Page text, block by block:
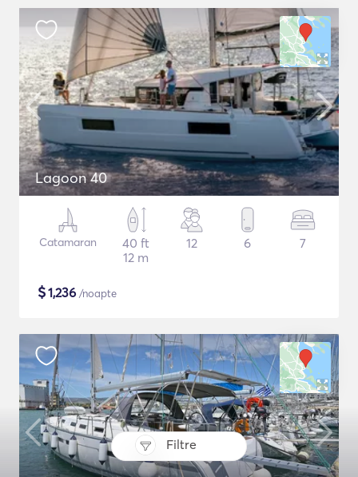
Filtre
Lagoon 40
Catamaran
40 ft
12 m
12 6 7
$1,236 /noapte